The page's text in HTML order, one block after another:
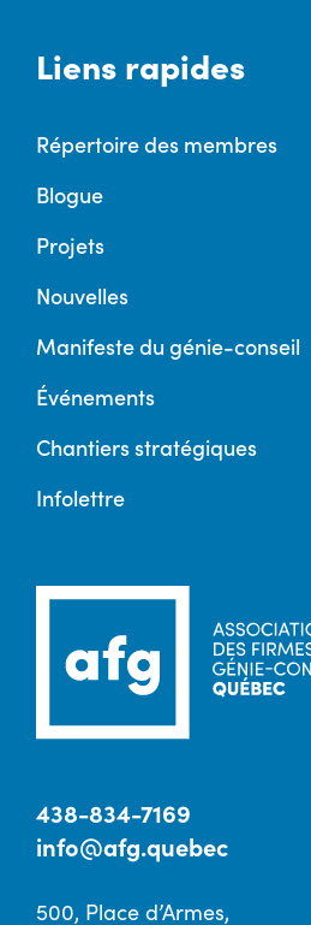
Liens rapides
Répertoire des membres
Blogue
Projets
Nouvelles
Manifeste du génie-conseil
Événements
Chantiers stratégiques
Infolettre
438-834-7169
info@afg.quebec
500, Place d’Armes,